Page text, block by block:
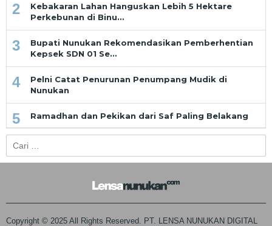
2
Kebakaran Lahan Hanguskan Lebih 5 Hektare
Perkebunan di Binu…
3
Bupati Nunukan Rekomendasikan Pemberhentian
Kepsek SDN 01 Se…
4
Pelni Catat Penurunan Penumpang Mudik di
Nunukan
5 Ramadhan dan Pekikan dari Saf Paling Belakang
untuk:
Copyright © 2025 All Rights Reserved. PT. LENSA NUNUKAN DIGITAL